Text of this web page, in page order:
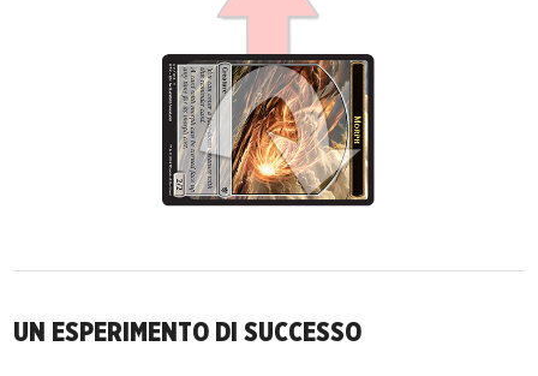
UN ESPERIMENTO DI SUCCESSO